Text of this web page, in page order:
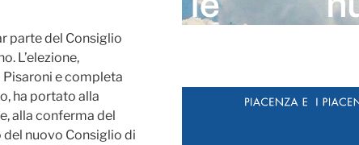
parte del Consiglio
L’elezione,
Pisaroni e completa
ha portato alla
alla conferma del
del nuovo Consiglio di